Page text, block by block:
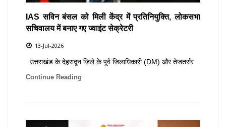
IAS सविन बंसल को मिली केंद्र में प्रतिनियुक्ति, लोकसभा
सचिवालय में बनाए गए ज्वाइंट सेक्रेटरी
13-Jul-2026
उत्तराखंड के देहरादून जिले के पूर्व जिलाधिकारी (DM) और तेजतर्रार
Continue Reading